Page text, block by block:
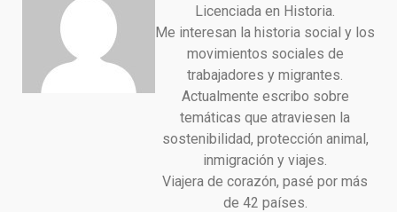
Licenciada en Historia.
Me interesan la historia social y los
movimientos sociales de
trabajadores y migrantes.
Actualmente escribo sobre
temáticas que atraviesen la
sostenibilidad, protección animal,
inmigración y viajes.
Viajera de corazón, pasé por más
de 42 países.